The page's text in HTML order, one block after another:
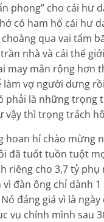
phong” cho cái hư
có ham hố cái hư
qua vai tấm
nhà và cái thế
may mắn rộng hơn
làm vợ người dưng
phải là những trọng
vậy thì trọng trách
hoan hỉ chào mừng
đã tuốt tuồn tuột
riêng cho 3,7 tỷ
vì đàn ông chỉ dành
đáng giá vì là
vụ chính mình sau